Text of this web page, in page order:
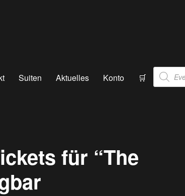
Suiten Aktuelles Konto 🛒
Products
search
für “The